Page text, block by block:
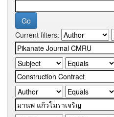
Current filters: